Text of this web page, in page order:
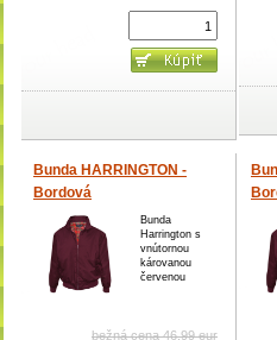
Bunda HARRINGTON -
Bordová
Bunda
Harrington s
vnútornou
károvanou
červenou
bežná cena 46,99 eur